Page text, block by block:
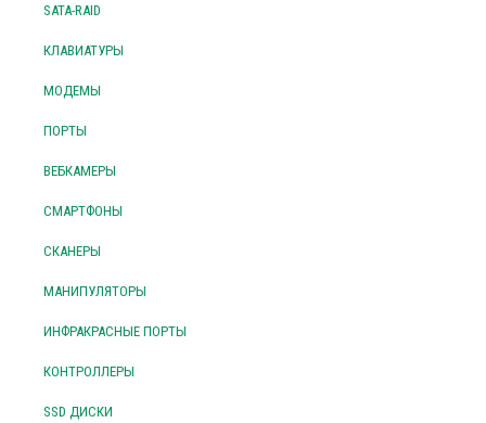
SATA-RAID
КЛАВИАТУРЫ
МОДЕМЫ
ПОРТЫ
ВЕБКАМЕРЫ
СМАРТФОНЫ
СКАНЕРЫ
МАНИПУЛЯТОРЫ
ИНФРАКРАСНЫЕ ПОРТЫ
КОНТРОЛЛЕРЫ
SSD ДИСКИ